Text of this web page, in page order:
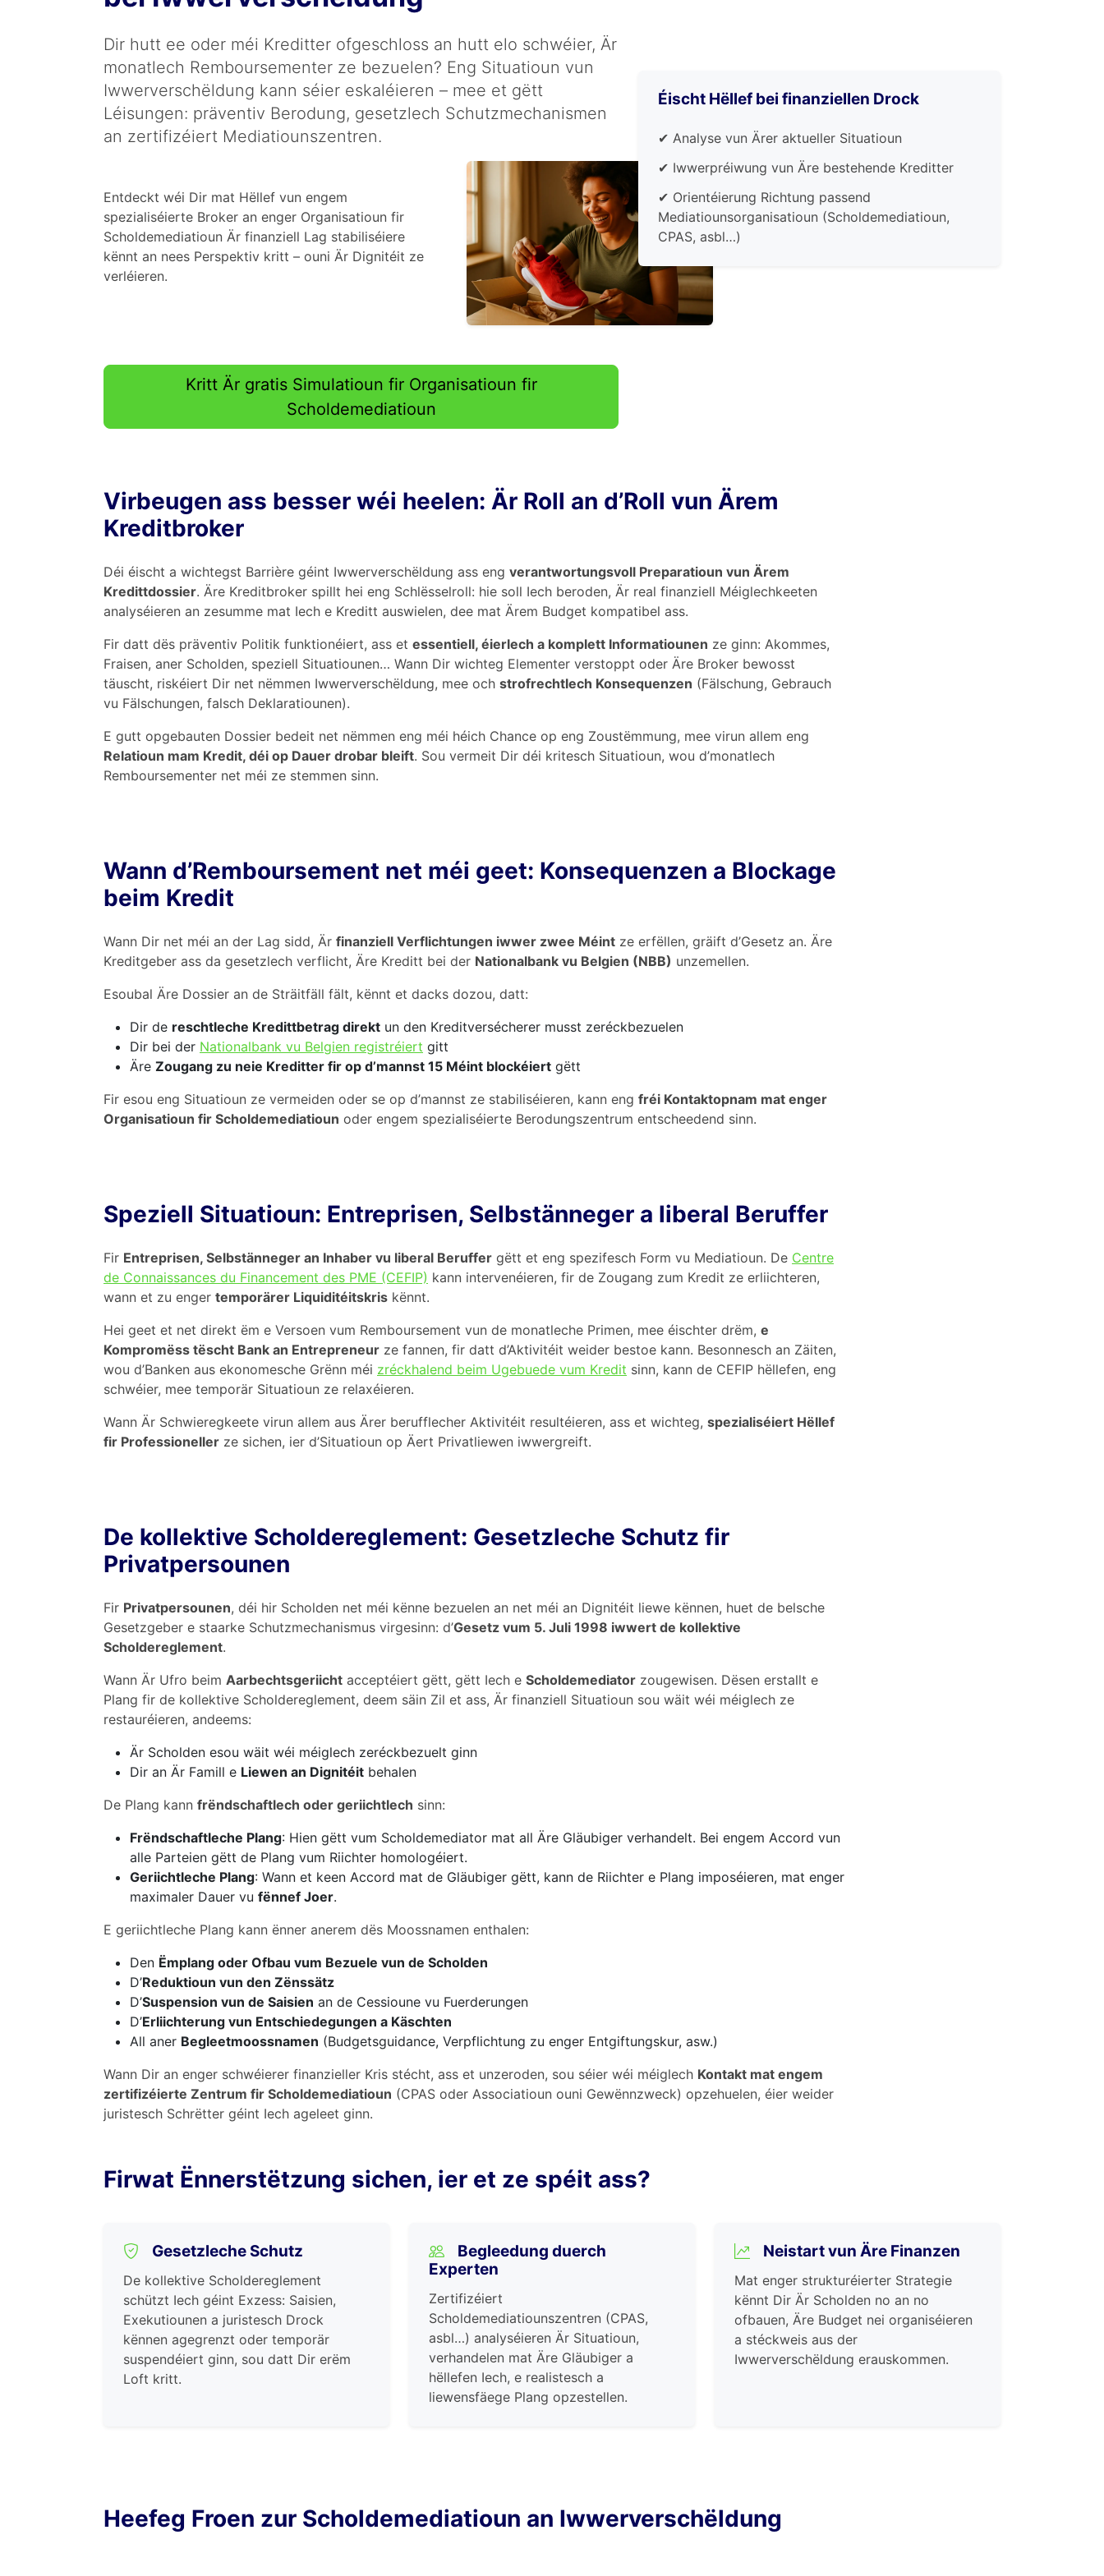
Dir hutt ee oder méi Kreditter ofgeschloss an hutt elo schwéier, Är
monatlech Remboursementer ze bezuelen? Eng Situatioun vun
Iwwerverschëldung kann séier eskaléieren – mee et gëtt
Léisungen: präventiv Berodung, gesetzlech Schutzmechanismen
an zertifizéiert Mediatiounszentren.
Entdeckt wéi Dir mat Hëllef vun engem
spezialiséierte Broker an enger Organisatioun fir
Scholdemediatioun Är finanziell Lag stabiliséiere
kënnt an nees Perspektiv kritt – ouni Är Dignitéit ze
verléieren.
Kritt Är gratis Simulatioun fir Organisatioun fir
Scholdemediatioun
Éischt Hëllef bei finanziellen Drock
✔ Analyse vun Ärer aktueller Situatioun
✔ Iwwerpréiwung vun Äre bestehende Kreditter
✔ Orientéierung Richtung passend
Mediatiounsorganisatioun (Scholdemediatioun,
CPAS, asbl…)
Virbeugen ass besser wéi heelen: Är Roll an d’Roll vun Ärem
Kreditbroker
Déi éischt a wichtegst Barrière géint Iwwerverschëldung ass eng verantwortungsvoll Preparatioun vun Ärem
Kredittdossier. Äre Kreditbroker spillt hei eng Schlësselroll: hie soll Iech beroden, Är real finanziell Méiglechkeeten
analyséieren an zesumme mat Iech e Kreditt auswielen, dee mat Ärem Budget kompatibel ass.
Fir datt dës präventiv Politik funktionéiert, ass et essentiell, éierlech a komplett Informatiounen ze ginn: Akommes,
Fraisen, aner Scholden, speziell Situatiounen… Wann Dir wichteg Elementer verstoppt oder Äre Broker bewosst
täuscht, riskéiert Dir net nëmmen Iwwerverschëldung, mee och strofrechtlech Konsequenzen (Fälschung, Gebrauch
vu Fälschungen, falsch Deklaratiounen).
E gutt opgebauten Dossier bedeit net nëmmen eng méi héich Chance op eng Zoustëmmung, mee virun allem eng
Relatioun mam Kredit, déi op Dauer drobar bleift. Sou vermeit Dir déi kritesch Situatioun, wou d’monatlech
Remboursementer net méi ze stemmen sinn.
Wann d’Remboursement net méi geet: Konsequenzen a Blockage
beim Kredit
Wann Dir net méi an der Lag sidd, Är finanziell Verflichtungen iwwer zwee Méint ze erfëllen, gräift d’Gesetz an. Äre
Kreditgeber ass da gesetzlech verflicht, Äre Kreditt bei der Nationalbank vu Belgien (NBB) unzemellen.
Esoubal Äre Dossier an de Sträitfäll fält, kënnt et dacks dozou, datt:
Dir de reschtleche Kredittbetrag direkt un den Kreditversécherer musst zeréckbezuelen
Dir bei der Nationalbank vu Belgien registréiert gitt
Äre Zougang zu neie Kreditter fir op d’mannst 15 Méint blockéiert gëtt
Fir esou eng Situatioun ze vermeiden oder se op d’mannst ze stabiliséieren, kann eng fréi Kontaktopnam mat enger
Organisatioun fir Scholdemediatioun oder engem spezialiséierte Berodungszentrum entscheedend sinn.
Speziell Situatioun: Entreprisen, Selbstänneger a liberal Beruffer
Fir Entreprisen, Selbstänneger an Inhaber vu liberal Beruffer gëtt et eng spezifesch Form vu Mediatioun. De Centre
de Connaissances du Financement des PME (CEFIP) kann intervenéieren, fir de Zougang zum Kredit ze erliichteren,
wann et zu enger temporärer Liquiditéitskris kënnt.
Hei geet et net direkt ëm e Versoen vum Remboursement vun de monatleche Primen, mee éischter drëm, e
Kompromëss tëscht Bank an Entrepreneur ze fannen, fir datt d’Aktivitéit weider bestoe kann. Besonnesch an Zäiten,
wou d’Banken aus ekonomesche Grënn méi zréckhalend beim Ugebuede vum Kredit sinn, kann de CEFIP hëllefen, eng
schwéier, mee temporär Situatioun ze relaxéieren.
Wann Är Schwieregkeete virun allem aus Ärer berufflecher Aktivitéit resultéieren, ass et wichteg, spezialiséiert Hëllef
fir Professioneller ze sichen, ier d’Situatioun op Äert Privatliewen iwwergreift.
De kollektive Scholdereglement: Gesetzleche Schutz fir
Privatpersounen
Fir Privatpersounen, déi hir Scholden net méi kënne bezuelen an net méi an Dignitéit liewe kënnen, huet de belsche
Gesetzgeber e staarke Schutzmechanismus virgesinn: d’Gesetz vum 5. Juli 1998 iwwert de kollektive
Scholdereglement.
Wann Är Ufro beim Aarbechtsgeriicht acceptéiert gëtt, gëtt Iech e Scholdemediator zougewisen. Dësen erstallt e
Plang fir de kollektive Scholdereglement, deem säin Zil et ass, Är finanziell Situatioun sou wäit wéi méiglech ze
restauréieren, andeems:
Är Scholden esou wäit wéi méiglech zeréckbezuelt ginn
Dir an Är Famill e Liewen an Dignitéit behalen
De Plang kann frëndschaftlech oder geriichtlech sinn:
Frëndschaftleche Plang: Hien gëtt vum Scholdemediator mat all Äre Gläubiger verhandelt. Bei engem Accord vun
alle Parteien gëtt de Plang vum Riichter homologéiert.
Geriichtleche Plang: Wann et keen Accord mat de Gläubiger gëtt, kann de Riichter e Plang imposéieren, mat enger
maximaler Dauer vu fënnef Joer.
E geriichtleche Plang kann ënner anerem dës Moossnamen enthalen:
Den Ëmplang oder Ofbau vum Bezuele vun de Scholden
D’Reduktioun vun den Zënssätz
D’Suspension vun de Saisien an de Cessioune vu Fuerderungen
D’Erliichterung vun Entschiedegungen a Käschten
All aner Begleetmoossnamen (Budgetsguidance, Verpflichtung zu enger Entgiftungskur, asw.)
Wann Dir an enger schwéierer finanzieller Kris stécht, ass et unzeroden, sou séier wéi méiglech Kontakt mat engem
zertifizéierte Zentrum fir Scholdemediatioun (CPAS oder Associatioun ouni Gewënnzweck) opzehuelen, éier weider
juristesch Schrëtter géint Iech ageleet ginn.
Firwat Ënnerstëtzung sichen, ier et ze spéit ass?
Gesetzleche Schutz
De kollektive Scholdereglement
schützt Iech géint Exzess: Saisien,
Exekutiounen a juristesch Drock
kënnen agegrenzt oder temporär
suspendéiert ginn, sou datt Dir erëm
Loft kritt.
Begleedung duerch
Experten
Zertifizéiert
Scholdemediatiounszentren (CPAS,
asbl…) analyséieren Är Situatioun,
verhandelen mat Äre Gläubiger a
hëllefen Iech, e realistesch a
liewensfäege Plang opzestellen.
Neistart vun Äre Finanzen
Mat enger strukturéierter Strategie
kënnt Dir Är Scholden no an no
ofbauen, Äre Budget nei organiséieren
a stéckweis aus der
Iwwerverschëldung erauskommen.
Heefeg Froen zur Scholdemediatioun an Iwwerverschëldung